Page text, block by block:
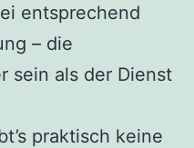
entsprechend
– die
sein als der Dienst
praktisch keine